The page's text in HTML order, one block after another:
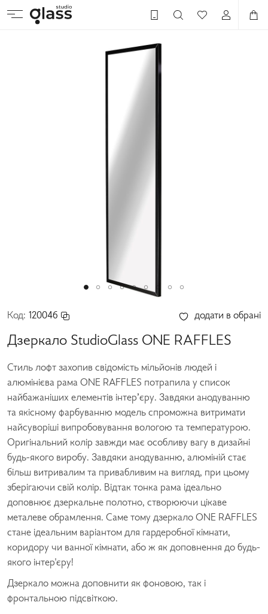
Код: 120046 додати в обрані
Дзеркало StudioGlass ONE RAFFLES
Стиль лофт захопив свідомість мільйонів людей і
алюмінієва рама ONE RAFFLES потрапила у список
найбажаніших елементів інтер’єру. Завдяки анодуванню
та якісному фарбуванню модель спроможна витримати
найсуворіші випробовування вологою та температурою.
Оригінальний колір завжди має особливу вагу в дизайні
будь-якого виробу. Завдяки анодуванню, алюміній стає
більш витривалим та привабливим на вигляд, при цьому
зберігаючи свій колір. Відтак тонка рама ідеально
доповнює дзеркальне полотно, створюючи цікаве
металеве обрамлення. Саме тому дзеркало ONE RAFFLES
стане ідеальним варіантом для гардеробної кімнати,
коридору чи ванної кімнати, або ж як доповнення до будь-
якого інтер'єру!
Дзеркало можна доповнити як фоновою, так і
фронтальною підсвіткою.